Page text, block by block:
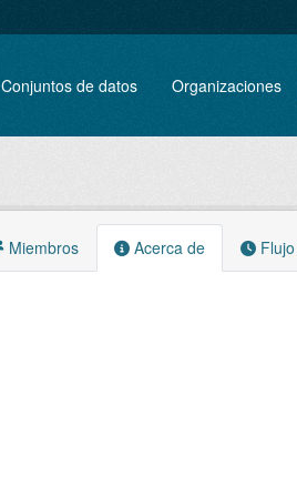
Conjuntos de datos Organizaciones
Miembros Acerca de Flujo